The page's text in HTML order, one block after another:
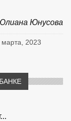
Юнусова
марта, 2023